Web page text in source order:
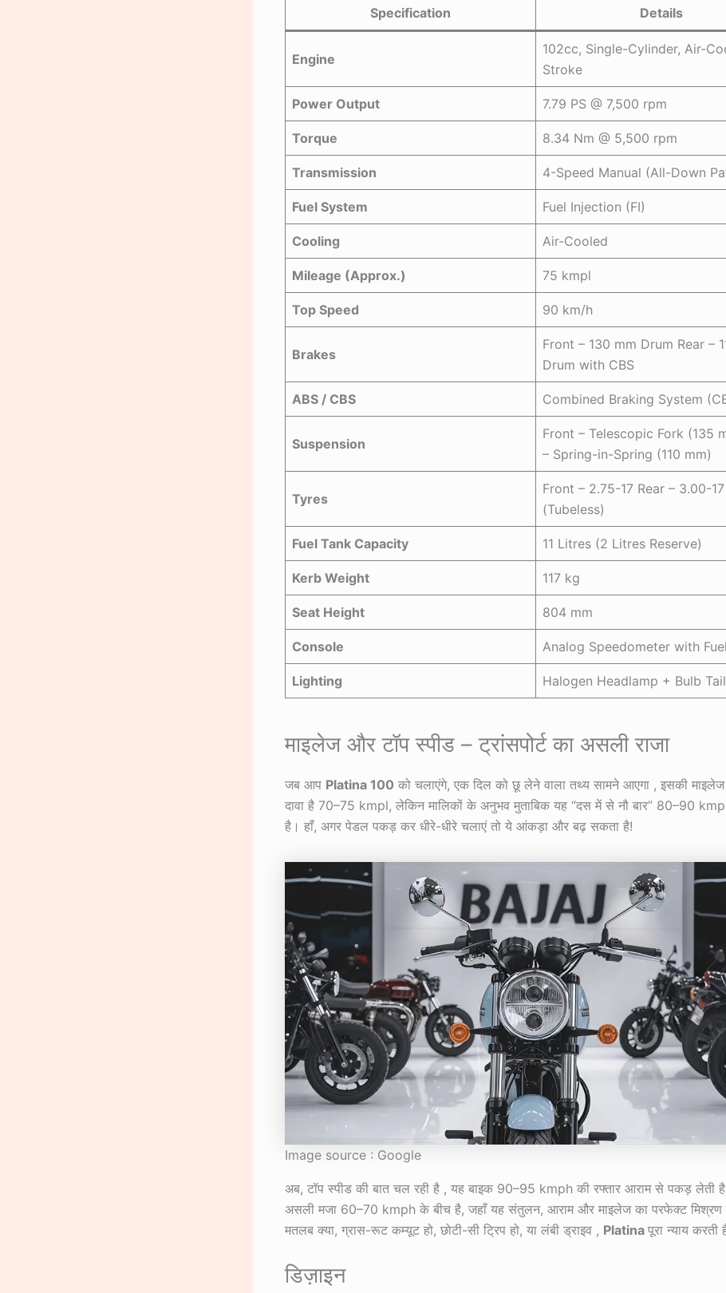
Specification Details
Engine
102cc, Single-Cylinder, Air-
Stroke
Power Output 7.79 PS @ 7,500 rpm
Torque 8.34 Nm @ 5,500 rpm
Transmission 4-Speed Manual (All-Down
Fuel System Fuel Injection (FI)
Cooling Air-Cooled
Mileage (Approx.) 75 kmpl
Top Speed 90 km/h
Brakes
Front – 130 mm Drum Rear –
Drum with CBS
ABS / CBS Combined Braking System
Suspension
Front – Telescopic Fork (135
– Spring-in-Spring (110 mm)
Tyres
Front – 2.75-17 Rear – 3.00-17
(Tubeless)
Fuel Tank Capacity 11 Litres (2 Litres Reserve)
Kerb Weight 117 kg
Seat Height 804 mm
Console Analog Speedometer with
Lighting Halogen Headlamp + Bulb
माइलेज और टॉप स्पीड – ट्रांसपोर्ट का असली राजा
जब आप Platina 100 को चलाएंगे, एक दिल को छू लेने वाला तथ्य सामने आएगा , इसकी
दावा है 70–75 kmpl, लेकिन मालिकों के अनुभव मुताबिक यह “दस में से नौ बार” 80–90
है। हाँ, अगर पेडल पकड़ कर धीरे-धीरे चलाएं तो ये आंकड़ा और बढ़ सकता है!
Image source : Google
अब, टॉप स्पीड की बात चल रही है , यह बाइक 90–95 kmph की रफ्तार आराम से पकड़ लेती
असली मजा 60–70 kmph के बीच है, जहाँ यह संतुलन, आराम और माइलेज का परफेक्ट मिश्रण
मतलब क्या, ग्रास-रूट कम्यूट हो, छोटी-सी ट्रिप हो, या लंबी ड्राइव , Platina पूरा न्याय करती
डिज़ाइन